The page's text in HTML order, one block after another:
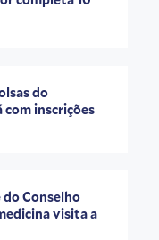
do
com inscrições
Conselho
visita a